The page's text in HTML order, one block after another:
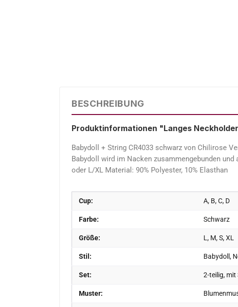
BESCHREIBUNG
Produktinformationen "Langes
Babydoll + String CR4033 schwarz von Chilirose
Babydoll wird im Nacken zusammengebunden
oder L/XL Material: 90% Polyester, 10% Elasthan
Cup: A, B, C, D
Farbe: Schwarz
Größe: L, M, S, XL
Stil: Babydoll,
Set: 2-teilig, mit
Muster: